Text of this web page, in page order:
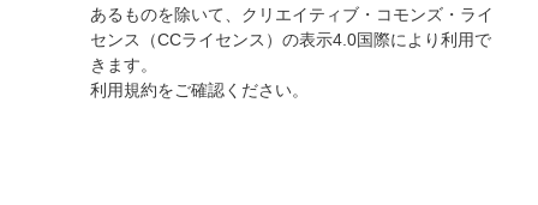
あるものを除いて、クリエイティブ・コモンズ・ライ
センス（CCライセンス）の表示4.0国際により利用で
きます。
利用規約をご確認ください。